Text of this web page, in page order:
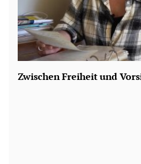
Zwischen Freiheit und